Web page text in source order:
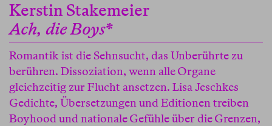
Kerstin Stakemeier
Ach, die Boys*
Romantik ist die Sehnsucht, das Unberührte zu
berühren. Dissoziation, wenn alle Organe
gleichzeitig zur Flucht ansetzen. Lisa Jeschkes
Gedichte, Übersetzungen und Editionen treiben
Boyhood und nationale Gefühle über die Grenzen,